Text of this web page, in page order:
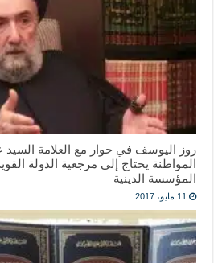
روز اليوسف في حوار مع العلامة السيد
المواطنة يحتاج إلى مرجعية الدولة
المؤسسة الدينية
11 مايو، 2017